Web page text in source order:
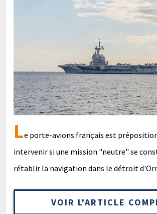
Le porte-avions français est
intervenir si une mission "neutre" se
rétablir la navigation dans le détroit
VOIR L'ARTICLE